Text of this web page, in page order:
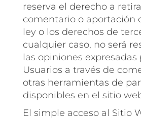
reserva el derecho a
comentario o aportación
ley o los derechos de
cualquier caso, no será
las opiniones expresadas
Usuarios a través de
otras herramientas de
disponibles en el sitio
El simple acceso al Sitio